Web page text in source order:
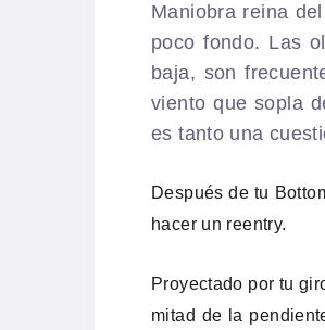
Maniobra reina
poco fondo. Las
baja, son
viento que sopla
es tanto una
Después de tu
hacer un reentry.
Proyectado por tu
mitad de la